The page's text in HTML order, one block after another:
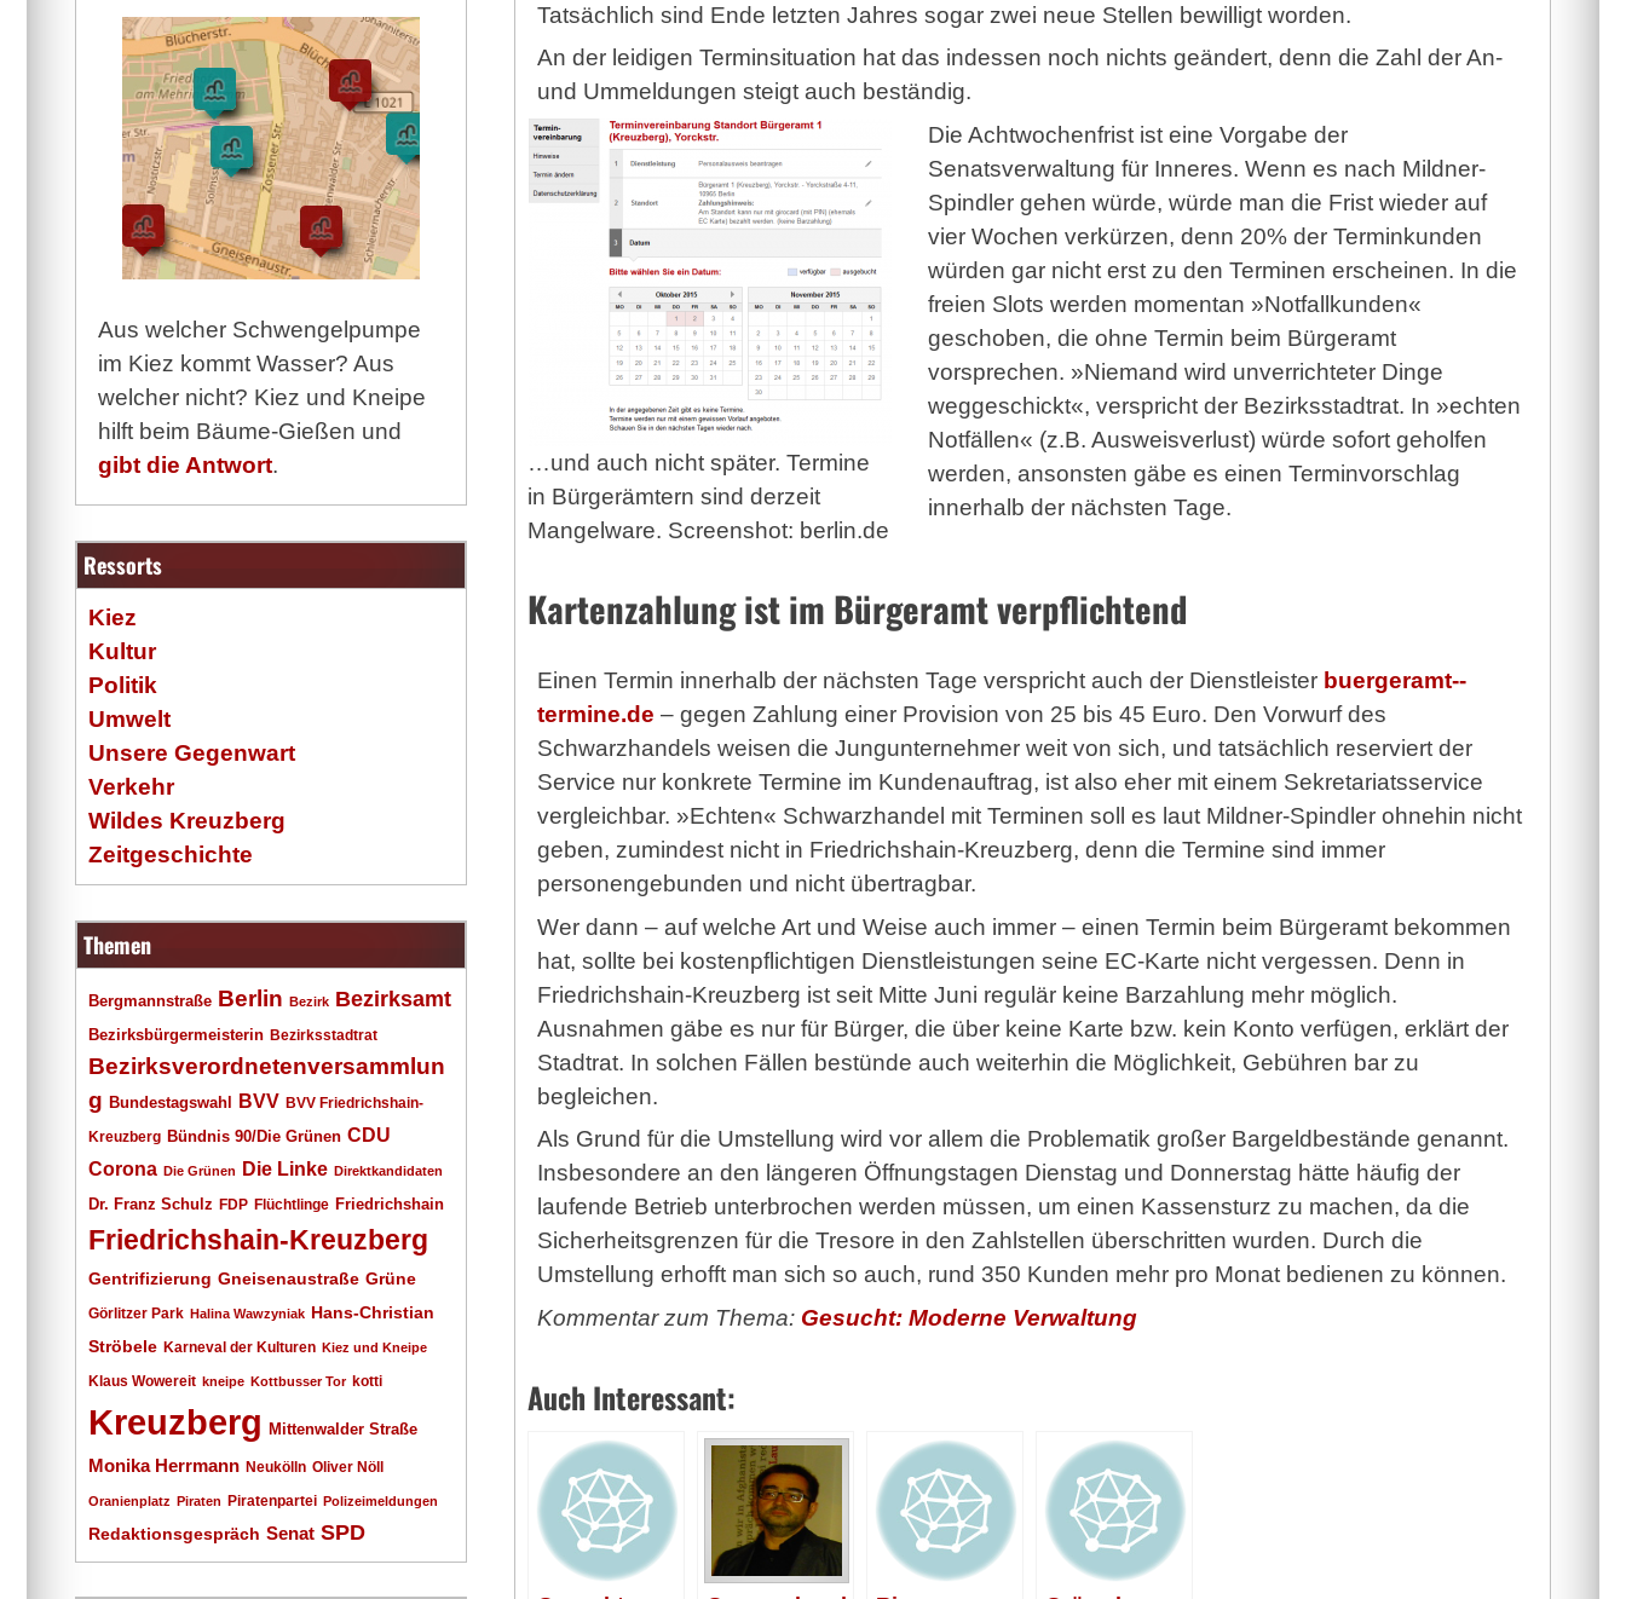
Tatsächlich sind Ende letzten Jahres sogar zwei neue Stellen bewilligt worden.
An der leidigen Terminsituation hat das indessen noch nichts geändert, denn die Zahl der An-
und Ummeldungen steigt auch beständig.
…und auch nicht später. Termine
in Bürgerämtern sind derzeit
Mangelware. Screenshot: berlin.de
Die Achtwochenfrist ist eine Vorgabe der
Senatsverwaltung für Inneres. Wenn es nach Mildner-
Spindler gehen würde, würde man die Frist wieder auf
vier Wochen verkürzen, denn 20% der Terminkunden
würden gar nicht erst zu den Terminen erscheinen. In die
freien Slots werden momentan »Notfallkunden«
geschoben, die ohne Termin beim Bürgeramt
vorsprechen. »Niemand wird unverrichteter Dinge
weggeschickt«, verspricht der Bezirksstadtrat. In »echten
Notfällen« (z.B. Ausweisverlust) würde sofort geholfen
werden, ansonsten gäbe es einen Terminvorschlag
innerhalb der nächsten Tage.
Kartenzahlung ist im Bürgeramt verpflichtend
Einen Termin innerhalb der nächsten Tage verspricht auch der Dienstleister buergeramt-­
termine.de – gegen Zahlung einer Provision von 25 bis 45 Euro. Den Vorwurf des
Schwarzhandels weisen die Jungunternehmer weit von sich, und tatsächlich reserviert der
Service nur konkrete Termine im Kundenauftrag, ist also eher mit einem Sekretariatsservice
vergleichbar. »Echten« Schwarzhandel mit Terminen soll es laut Mildner-Spindler ohnehin nicht
geben, zumindest nicht in Friedrichshain-Kreuzberg, denn die Termine sind immer
personengebunden und nicht übertragbar.
Wer dann – auf welche Art und Weise auch immer – einen Termin beim Bürgeramt bekommen
hat, sollte bei kostenpflichtigen Dienstleistungen seine EC-Karte nicht vergessen. Denn in
Friedrichshain-Kreuzberg ist seit Mitte Juni regulär keine Barzahlung mehr möglich.
Ausnahmen gäbe es nur für Bürger, die über keine Karte bzw. kein Konto verfügen, erklärt der
Stadtrat. In solchen Fällen bestünde auch weiterhin die Möglichkeit, Gebühren bar zu
begleichen.
Als Grund für die Umstellung wird vor allem die Problematik großer Bargeldbestände genannt.
Insbesondere an den längeren Öffnungstagen Dienstag und Donnerstag hätte häufig der
laufende Betrieb unterbrochen werden müssen, um einen Kassensturz zu machen, da die
Sicherheitsgrenzen für die Tresore in den Zahlstellen überschritten wurden. Durch die
Umstellung erhofft man sich so auch, rund 350 Kunden mehr pro Monat bedienen zu können.
Kommentar zum Thema: Gesucht: Moderne Verwaltung
Auch Interessant:
Aus welcher Schwengelpumpe
im Kiez kommt Wasser? Aus
welcher nicht? Kiez und Kneipe
hilft beim Bäume-Gießen und
gibt die Antwort.
Ressorts
Kiez
Kultur
Politik
Umwelt
Unsere Gegenwart
Verkehr
Wildes Kreuzberg
Zeitgeschichte
Themen
Bergmannstraße Berlin Bezirk Bezirksamt
Bezirksbürgermeisterin Bezirksstadtrat
Bezirksverordnetenversammlun
g Bundestagswahl BVV BVV Friedrichshain-
Kreuzberg Bündnis 90/Die Grünen CDU
Corona Die Grünen Die Linke Direktkandidaten
Dr. Franz Schulz FDP Flüchtlinge Friedrichshain
Friedrichshain-Kreuzberg
Gentrifizierung Gneisenaustraße Grüne
Görlitzer Park Halina Wawzyniak Hans-Christian
Ströbele Karneval der Kulturen Kiez und Kneipe
Klaus Wowereit kneipe Kottbusser Tor kotti
Kreuzberg Mittenwalder Straße
Monika Herrmann Neukölln Oliver Nöll
Oranienplatz Piraten Piratenpartei Polizeimeldungen
Redaktionsgespräch Senat SPD